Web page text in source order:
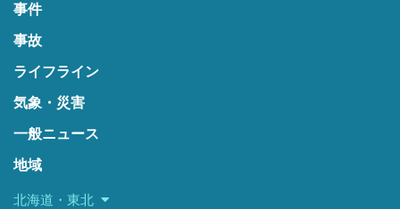
事件
事故
ライフライン
気象・災害
一般ニュース
地域
北海道・東北